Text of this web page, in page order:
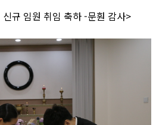
규 임원 취임 축하 -문훤 감사>